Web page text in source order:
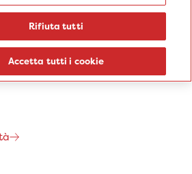
Prenota una visita
Rifiuta tutti
Accetta tutti i cookie